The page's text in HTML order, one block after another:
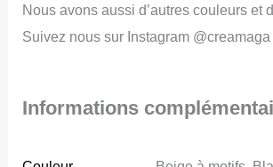
Nous avons aussi d’autres couleurs et
Suivez nous sur Instagram @creamaga
Informations